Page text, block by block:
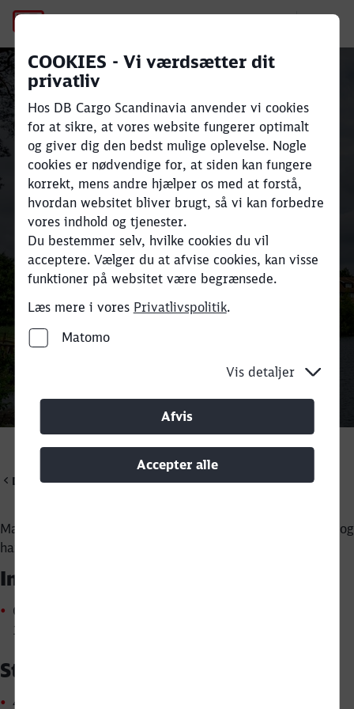
Close
Close
Call back
No Page Title
COOKIES - Vi værdsætter dit
privatliv
Hos DB Cargo Scandinavia anvender vi cookies
for at sikre, at vores website fungerer optimalt
og giver dig den bedst mulige oplevelse. Nogle
cookies er nødvendige for, at siden kan fungere
korrekt, mens andre hjælper os med at forstå,
hvordan websitet bliver brugt, så vi kan forbedre
vores indhold og tjenester.
Du bestemmer selv, hvilke cookies du vil
acceptere. Vælger du at afvise cookies, kan visse
funktioner på websitet være begrænsede.
Læs mere i vores Privatlivspolitik.
Matomo
Vis detaljer
Afvis
Accepter alle
Bæredygtig
godstransport på
jernbane i Skandinavien
og Europa
Transportér store mængder gods
effektivt og reducer CO₂e-
udledningen med op til 80 %
sammenlignet med
lastbiltransport.
Find din industri og få et tilbud her
DB Cargo Scandinavia
Malmø Railport ligger ved Øresund i det sydlige Sverige og
har lagerarealer på 2.400 m².
Infrastruktur og udstyr
Opbevaringsareal: 2.400 m²: 1.000 m² friluftslager,
1.400 m² lager
Sted
4 km fra motorvejen